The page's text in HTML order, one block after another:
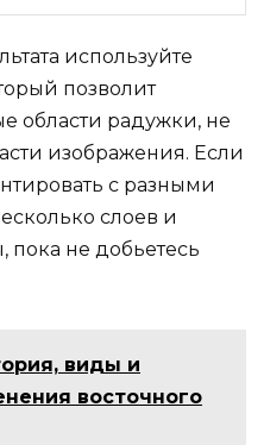
используйте
позволит
области радужки, не
изображения. Если
с разными
слоев и
пока не добьетесь
виды и
восточного